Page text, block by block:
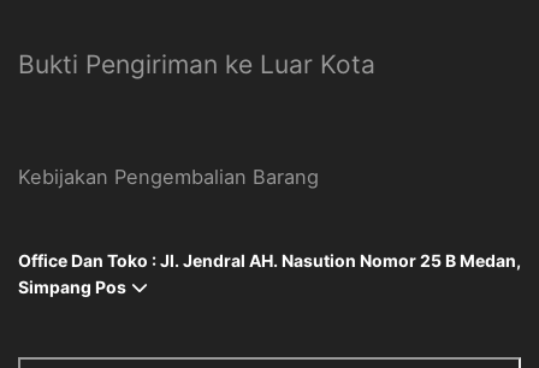
Bukti Pengiriman ke Luar Kota
Kebijakan Pengembalian Barang
Office Dan Toko : Jl. Jendral AH. Nasution Nomor 25 B Medan,
Simpang Pos